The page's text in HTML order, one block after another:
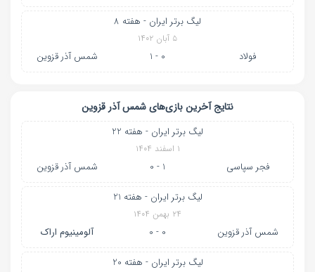
لیگ برتر ایران - هفته 8
۵ آبان ۱۴۰۲
فولاد 0 - 1 شمس آذر قزوین
نتایج آخرین بازی‌های شمس آذر قزوین
لیگ برتر ایران - هفته 22
۱ اسفند ۱۴۰۴
فجر سپاسی 1 - 0 شمس آذر قزوین
لیگ برتر ایران - هفته 21
۲۴ بهمن ۱۴۰۴
شمس آذر قزوین 0 - 0 آلومینیوم اراک
لیگ برتر ایران - هفته 20